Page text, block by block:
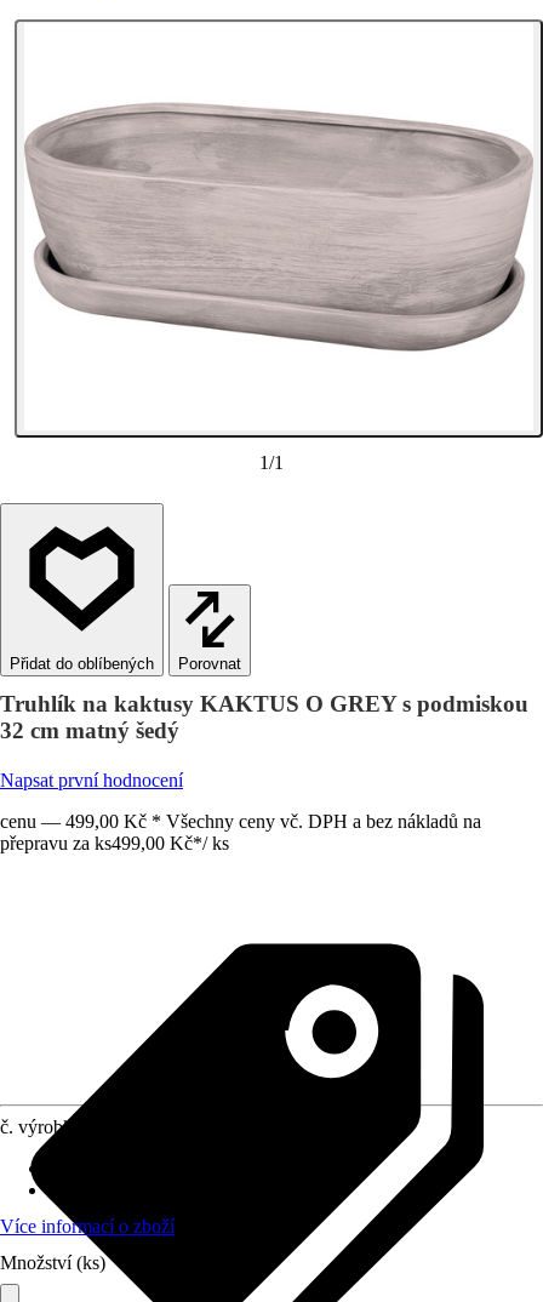
1/1
Porovnat
Truhlík na kaktusy KAKTUS O GREY s podmiskou
32 cm matný šedý
Napsat první hodnocení
cenu — 499,00 Kč * Všechny ceny vč. DPH a bez nákladů na
přepravu za ks499,00 Kč*/ ks
č. výrobku
Více informací o zboží
Množství (ks)